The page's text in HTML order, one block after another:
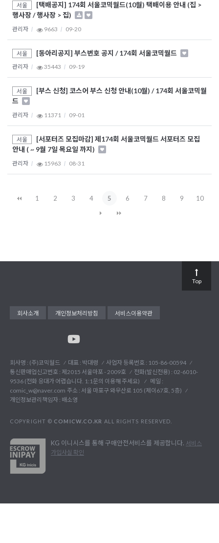
서울
[택배공지] 174회 서울코믹월드(10월) 택배이용 안내 (집 >
행사장 / 행사장 > 집)
관리자 9663 09-20
서울 [동아리공지] 부스번호 공지 / 174회 서울코믹월드
관리자 35443 09-19
서울
[부스 신청] 코스어 부스 신청 안내(10월) / 174회 서울코믹월
드
관리자 11371 09-01
서울
[서포터즈 모집마감] 제174회 서울코믹월드 서포터즈 모집
안내 ( ~ 9월 7일 목요일 까지)
관리자 15963 08-31
1 2 3 4 5 6 7 8 9 10
회사소개 개인정보처리방침 서비스이용약관
회사명 : (주)코믹월드 대표 : 박대령
사업자 등록번호 : 105-86-00594
통신판매업신고번호 : 제2015 서울마포 - 2009호
전화(발신전용) : 02-6010-
9536 (전화 응대가 어렵습니다. 1:1문의 이용해 주세요)
메일 :
comic_w@naver.com 주소 : 서울 마포구 와우산로 105 (제이67호, 5층)
개인정보관리책임자 : 배소영
COPYRIGHT © COMICW.CO.KR ALL RIGHTS RESERVED.
KG 이니시스를 통해 구매안전서비스를 제공합니다. 서비스
가입사실 확인
Top